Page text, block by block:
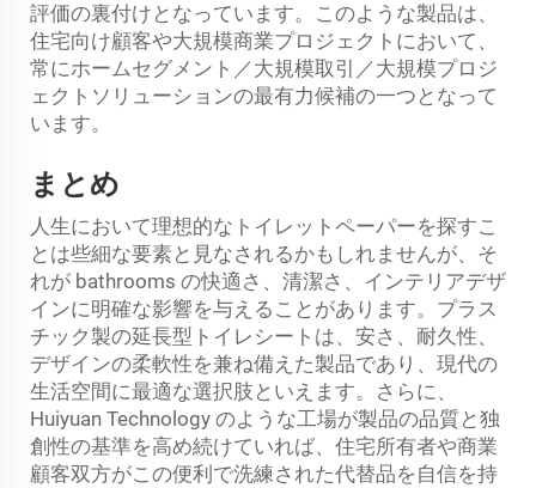
評価の裏付けとなっています。このような製品は、
住宅向け顧客や大規模商業プロジェクトにおいて、
常にホームセグメント／大規模取引／大規模プロジ
ェクトソリューションの最有力候補の一つとなって
います。
まとめ
人生において理想的なトイレットペーパーを探すこ
とは些細な要素と見なされるかもしれませんが、そ
れが bathrooms の快適さ、清潔さ、インテリアデザ
インに明確な影響を与えることがあります。プラス
チック製の延長型トイレシートは、安さ、耐久性、
デザインの柔軟性を兼ね備えた製品であり、現代の
生活空間に最適な選択肢といえます。さらに、
Huiyuan Technology のような工場が製品の品質と独
創性の基準を高め続けていれば、住宅所有者や商業
顧客双方がこの便利で洗練された代替品を自信を持